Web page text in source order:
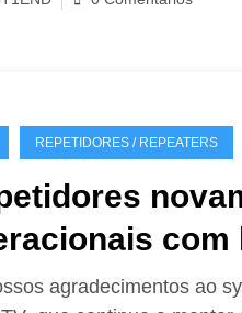
REPETIDORES / REPEATERS
com
agradecimentos ao